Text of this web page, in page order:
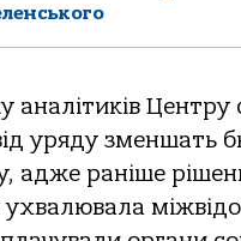
аналітиків Центру
уряду зменшать
адже раніше